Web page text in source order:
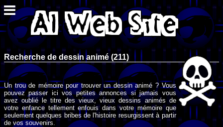
Recherche de dessin animé (211)
Un trou de mémoire pour trouver un dessin animé ? Vous
pouvez passer ici vos petites annonces si jamais vous
avez oublié le titre des vieux, vieux dessins animés de
votre enfance tellement enfouis dans votre mémoire que
seulement quelques bribes de l'histoire resurgissent à partir
de vos souvenirs.